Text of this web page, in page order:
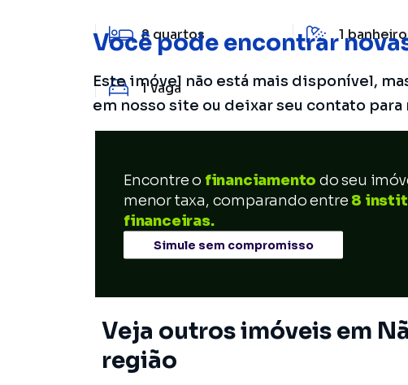
Você pode encontrar
Este imóvel não está mais disponível,
em nosso site ou deixar seu contato
2 quartos 1 banheiro
1vaga
Encontre o financiamento do seu
menor taxa, comparando entre 8
financeiras.
Simule sem compromisso
Veja outros imóveis em
região